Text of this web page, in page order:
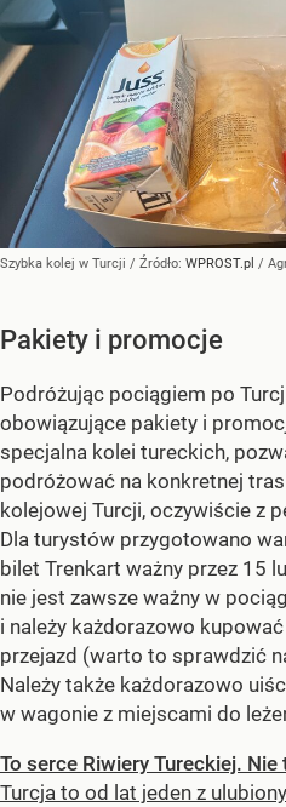
Szybka kolej w Turcji / Źródło: WPROST.pl /
Pakiety i promocje
Podróżując pociągiem po
obowiązujące pakiety i
specjalna kolei tureckich,
podróżować na konkretnej
kolejowej Turcji, oczywiście z
Dla turystów przygotowano
bilet Trenkart ważny przez 15
nie jest zawsze ważny w
i należy każdorazowo
przejazd (warto to sprawdzić
Należy także każdorazowo
w wagonie z miejscami do
To serce Riwiery Tureckiej.
Turcja to od lat jeden z